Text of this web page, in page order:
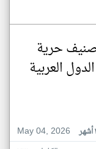
حرية
العربية
May 04, 2026